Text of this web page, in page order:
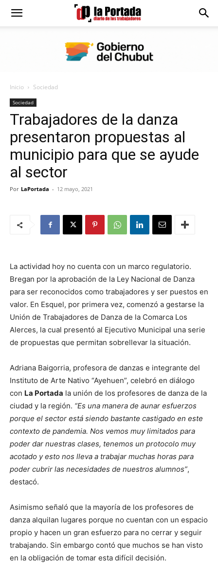
Diario
Portada
Inicio Sociedad
Sociedad
Trabajadores de la danza
presentaron propuestas al
municipio para que se ayude
al sector
Por LaPortada - 12 mayo, 2021
La actividad hoy no cuenta con un marco regulatorio.
Bregan por la aprobación de la Ley Nacional de Danza
para ser reconocidos como trabajadores y ser puestos en
valor. En Esquel, por primera vez, comenzó a gestarse la
Unión de Trabajadores de Danza de la Comarca Los
Alerces, la cual presentó al Ejecutivo Municipal una serie
de propuestas que permitan sobrellevar la situación.
Adriana Baigorria, profesora de danzas e integrante del
Instituto de Arte Nativo “Ayehuen”, celebró en diálogo
con La Portada la unión de los profesores de danza de la
ciudad y la región. “Es una manera de aunar esfuerzos
porque el sector está siendo bastante castigado en este
contexto de pandemia. Nos vemos muy limitados para
poder dar nuestras clases, tenemos un protocolo muy
acotado y esto nos lleva a trabajar muchas horas para
poder cubrir las necesidades de nuestros alumnos”,
destacó.
Asimismo señaló que la mayoría de los profesores de
danza alquilan lugares porque no cuentan con un espacio
propio y hacen un gran esfuerzo para no cerrar y seguir
trabajando. Sin embargo contó que muchos se han visto
en la obligación de tomar esta difícil decisión.